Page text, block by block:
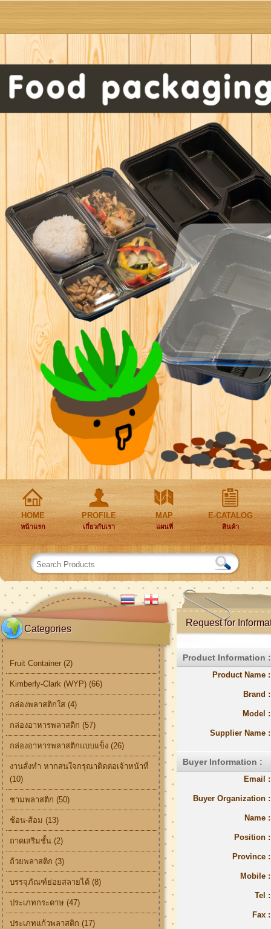
HOME
หน้าแรก
PROFILE
เกี่ยวกับเรา
MAP
แผนที่
E-CATALOG
สินค้า
Request for
Product Information :
Product Name :
Brand :
Model :
Supplier Name :
Buyer Information :
Email :
Buyer Organization :
Name :
Position :
Province :
Mobile :
Tel :
Fax :
Categories
Fruit Container (2)
Kimberly-Clark (WYP) (66)
กล่องพลาสติกใส (4)
กล่องอาหารพลาสติก (57)
กล่องอาหารพลาสติกแบบแข็ง (26)
งานสั่งทำ หากสนใจกรุณาติดต่อเจ้าหน้าที่
(10)
ชามพลาสติก (50)
ช้อน-ส้อม (13)
ถาดเสริมชั้น (2)
ถ้วยพลาสติก (3)
บรรจุภัณฑ์ย่อยสลายได้ (8)
ประเภทกระดาษ (47)
ประเภทแก้วพลาสติก (17)